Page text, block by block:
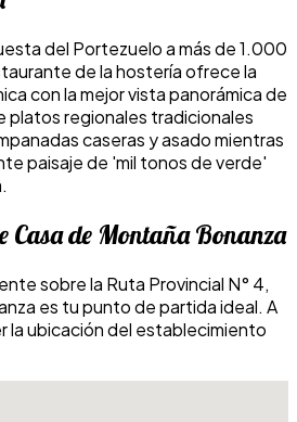
del Portezuelo a más de 1.000
de la hostería ofrece la
con la mejor vista panorámica de
platos regionales tradicionales
caseras y asado mientras
paisaje de 'mil tonos de verde'
Casa de Montaña Bonanza
sobre la Ruta Provincial N° 4,
es tu punto de partida ideal. A
la ubicación del establecimiento